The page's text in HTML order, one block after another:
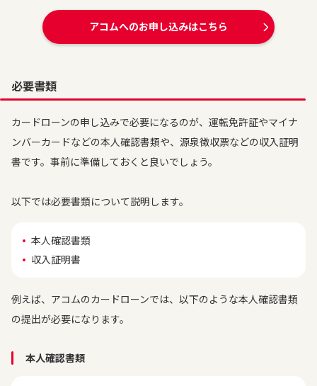
アコムへのお申し込みはこちら
必要書類
カードローンの申し込みで必要になるのが、運転免許証やマイナ
ンバーカードなどの本人確認書類や、源泉徴収票などの収入証明
書です。事前に準備しておくと良いでしょう。
以下では必要書類について説明します。
本人確認書類
収入証明書
例えば、アコムのカードローンでは、以下のような本人確認書類
の提出が必要になります。
本人確認書類